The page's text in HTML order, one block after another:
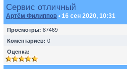
Сервис отличный
Артём Филиппов • 16 сен 2020, 10:31
Просмотры: 87469
Коментариев: 0
Оценка: